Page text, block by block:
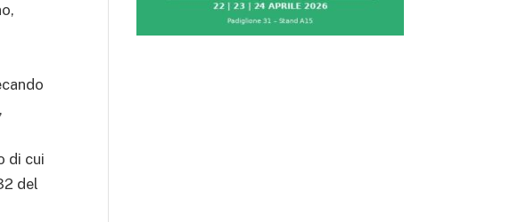
di cui
del